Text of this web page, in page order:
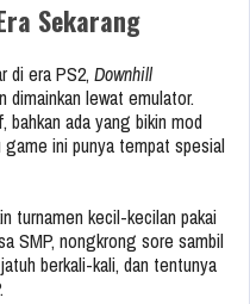
Sekarang
di era PS2, Downhill
dimainkan lewat emulator.
ada yang bikin mod
ini punya tempat spesial
turnamen kecil-kecilan pakai
SMP, nongkrong sore sambil
berkali-kali, dan tentunya